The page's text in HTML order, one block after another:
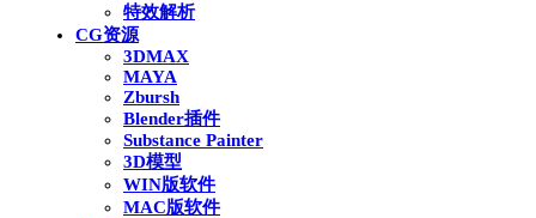
特效解析
CG资源
3DMAX
MAYA
Zbursh
Blender插件
Substance Painter
3D模型
WIN版软件
MAC版软件